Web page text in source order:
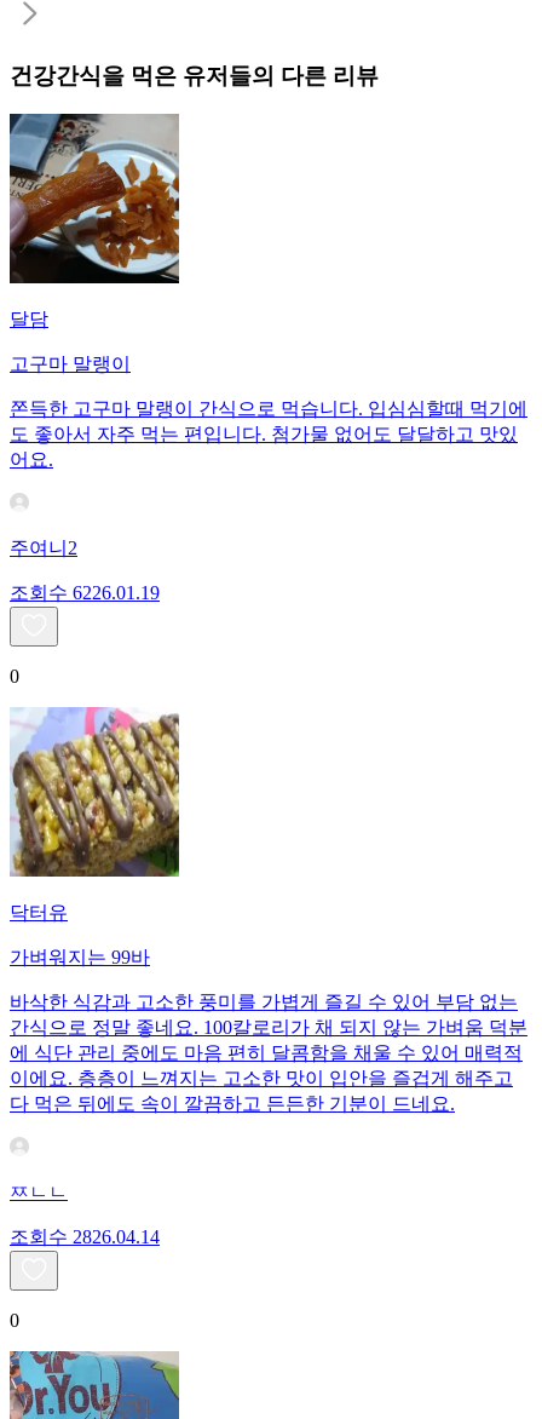
건강간식을 먹은 유저들의 다른 리뷰
달담
고구마 말랭이
쫀득한 고구마 말랭이 간식으로 먹습니다. 입심심할때 먹기에
도 좋아서 자주 먹는 편입니다. 첨가물 없어도 달달하고 맛있
어요.
주여니2
조회수 6226.01.19
0
닥터유
가벼워지는 99바
바삭한 식감과 고소한 풍미를 가볍게 즐길 수 있어 부담 없는
간식으로 정말 좋네요. 100칼로리가 채 되지 않는 가벼움 덕분
에 식단 관리 중에도 마음 편히 달콤함을 채울 수 있어 매력적
이에요. 층층이 느껴지는 고소한 맛이 입안을 즐겁게 해주고
다 먹은 뒤에도 속이 깔끔하고 든든한 기분이 드네요.
ㅉㄴㄴ
조회수 2826.04.14
0